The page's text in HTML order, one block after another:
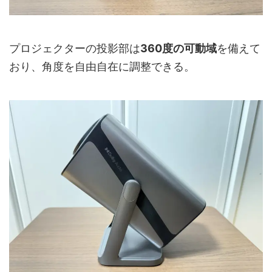
プロジェクターの投影部は360度の可動域を備えて
おり、角度を自由自在に調整できる。